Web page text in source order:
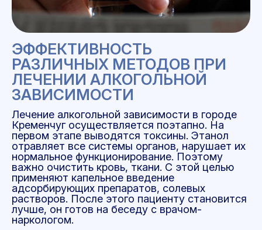
ЭФФЕКТИВНОСТЬ
РАЗЛИЧНЫХ МЕТОДОВ ПРИ
ЛЕЧЕНИИ АЛКОГОЛЬНОЙ
ЗАВИСИМОСТИ
Лечение алкогольной зависимости в городе
Кременчуг осуществляется поэтапно. На
первом этапе выводятся токсины. Этанол
отравляет все системы органов, нарушает их
нормальное функционирование. Поэтому
важно очистить кровь, ткани. С этой целью
применяют капельное введение
адсорбирующих препаратов, солевых
растворов. После этого пациенту становится
лучше, он готов на беседу с врачом-
наркологом.